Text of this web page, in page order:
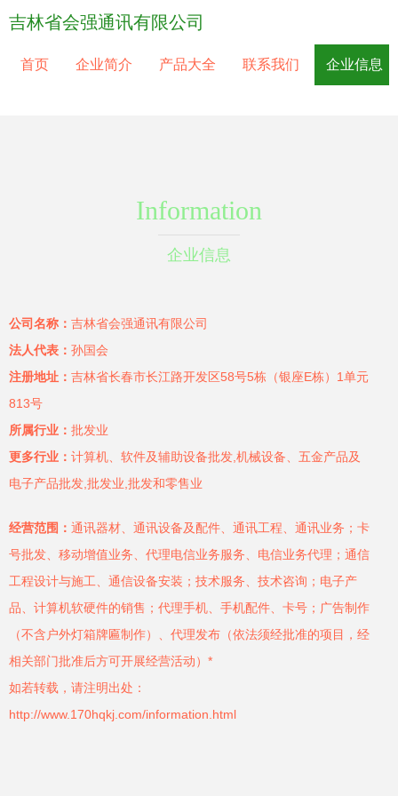
吉林省会强通讯有限公司
首页 企业简介 产品大全 联系我们 企业信息
Information
企业信息
公司名称： 吉林省会强通讯有限公司
法人代表： 孙国会
注册地址： 吉林省长春市长江路开发区58号5栋（银座E栋）1单元
813号
所属行业： 批发业
更多行业： 计算机、软件及辅助设备批发,机械设备、五金产品及
电子产品批发,批发业,批发和零售业
经营范围： 通讯器材、通讯设备及配件、通讯工程、通讯业务；卡
号批发、移动增值业务、代理电信业务服务、电信业务代理；通信
工程设计与施工、通信设备安装；技术服务、技术咨询；电子产
品、计算机软硬件的销售；代理手机、手机配件、卡号；广告制作
（不含户外灯箱牌匾制作）、代理发布（依法须经批准的项目，经
相关部门批准后方可开展经营活动）*
如若转载，请注明出处：
http://www.170hqkj.com/information.html